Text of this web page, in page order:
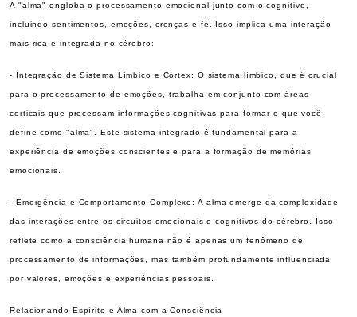
A "alma" engloba o processamento emocional junto com o cognitivo,
incluindo sentimentos, emoções, crenças e fé. Isso implica uma interação
mais rica e integrada no cérebro:
- Integração de Sistema Límbico e Córtex: O sistema límbico, que é crucial
para o processamento de emoções, trabalha em conjunto com áreas
corticais que processam informações cognitivas para formar o que você
define como "alma". Este sistema integrado é fundamental para a
experiência de emoções conscientes e para a formação de memórias
emocionais.
- Emergência e Comportamento Complexo: A alma emerge da complexidade
das interações entre os circuitos emocionais e cognitivos do cérebro. Isso
reflete como a consciência humana não é apenas um fenômeno de
processamento de informações, mas também profundamente influenciada
por valores, emoções e experiências pessoais.
Relacionando Espírito e Alma com a Consciência